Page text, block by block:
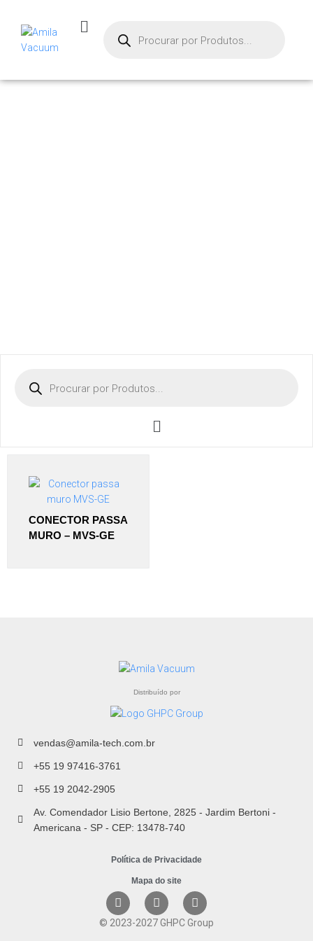
CONECTOR PASSA
MURO – MVS-GE
Distribuído por
vendas@amila-tech.com.br
+55 19 97416-3761
+55 19 2042-2905
Av. Comendador Lisio Bertone, 2825 - Jardim Bertoni -
Americana - SP - CEP: 13478-740
Política de Privacidade
Mapa do site
© 2023-2027 GHPC Group